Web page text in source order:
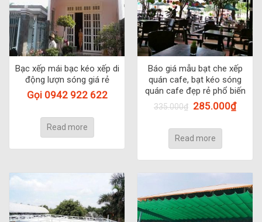
Bạc xếp mái bạc kéo xếp di
động lượn sóng giá rẻ
Gọi 0942 922 622
Read more
Báo giá mẫu bạt che xếp
quán cafe, bạt kéo sóng
quán cafe đẹp rẻ phổ biến
335.000₫ 285.000₫
Read more